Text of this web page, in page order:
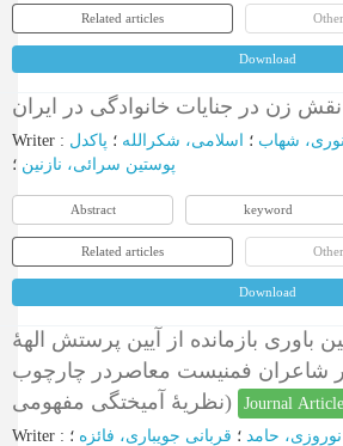
Related articles
Download
Writer : نوری، شهاب ؛ اسلامی، شکرالله ؛ پاکدل
پوستین سرائی، نازنین ؛
Abstract keyword
Related articles
Download
باوری بازمانده از آیین پرستش الهۀ
شاعران فمنیست معاصردر چارچوب
نظریۀ آمیختگی مفهومی)
Journal Article
Writer : نوروزی، حامد ؛ قربانی جویباری، فائزه ؛